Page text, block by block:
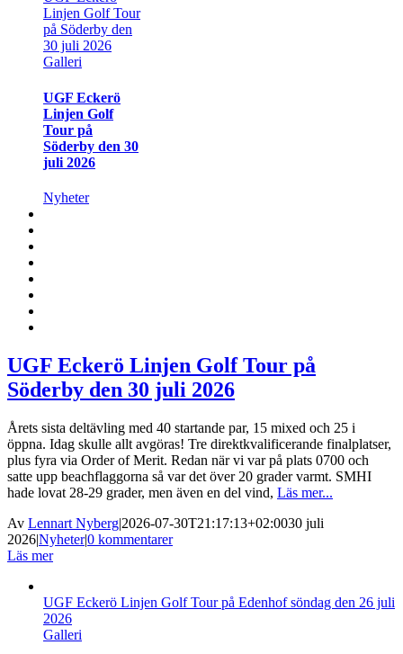
Linjen Golf Tour
på Söderby den
30 juli 2026
Galleri
UGF Eckerö
Linjen Golf
Tour på
Söderby den 30
juli 2026
Nyheter
UGF Eckerö Linjen Golf Tour på
Söderby den 30 juli 2026
Årets sista deltävling med 40 startande par, 15 mixed och 25 i
öppna. Idag skulle allt avgöras! Tre direktkvalificerande finalplatser,
plus fyra via Order of Merit. Redan när vi var på plats 0700 och
satte upp beachflaggorna så var det över 20 grader varmt. SMHI
hade lovat 28-29 grader, men även en del vind, Läs mer...
Av Lennart Nyberg|2026-07-30T21:17:13+02:0030 juli
2026|Nyheter|0 kommentarer
Läs mer
UGF Eckerö Linjen Golf Tour på Edenhof söndag den 26 juli
2026
Galleri